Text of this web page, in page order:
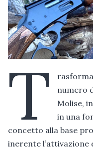
T
numero
Molise,
in una
concetto alla base
inerente l’attivazione